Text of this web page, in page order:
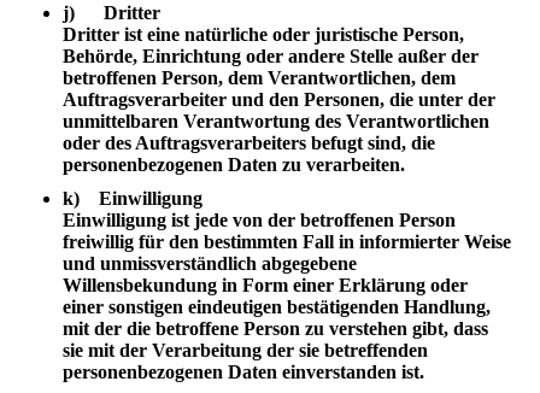
j) Dritter
Dritter ist eine natürliche oder juristische Person,
Behörde, Einrichtung oder andere Stelle außer der
betroffenen Person, dem Verantwortlichen, dem
Auftragsverarbeiter und den Personen, die unter der
unmittelbaren Verantwortung des Verantwortlichen
oder des Auftragsverarbeiters befugt sind, die
personenbezogenen Daten zu verarbeiten.
k) Einwilligung
Einwilligung ist jede von der betroffenen Person
freiwillig für den bestimmten Fall in informierter Weise
und unmissverständlich abgegebene
Willensbekundung in Form einer Erklärung oder
einer sonstigen eindeutigen bestätigenden Handlung,
mit der die betroffene Person zu verstehen gibt, dass
sie mit der Verarbeitung der sie betreffenden
personenbezogenen Daten einverstanden ist.